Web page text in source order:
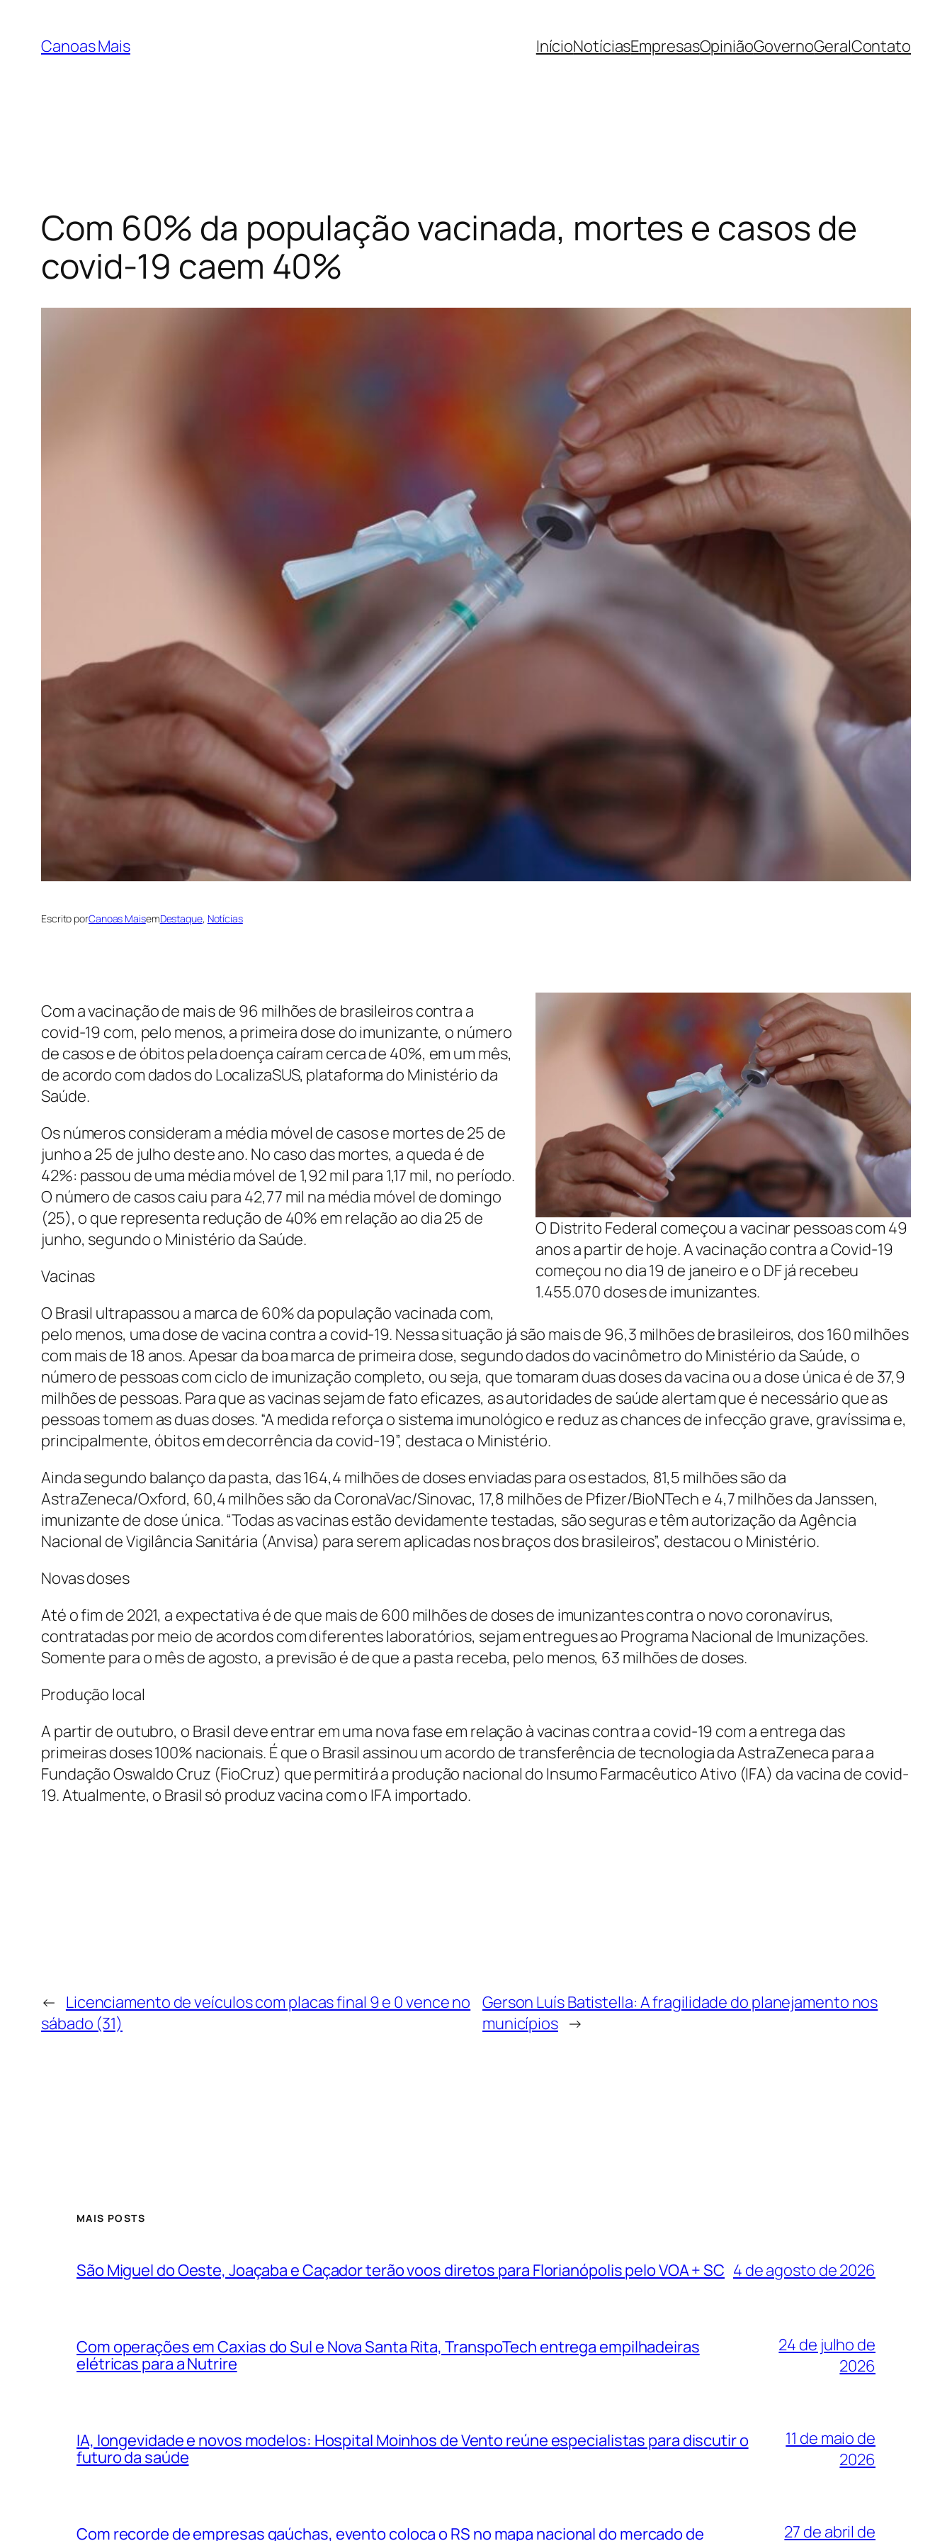
Canoas Mais InícioNotíciasEmpresasOpiniãoGovernoGeralContato
Com 60% da população vacinada, mortes e casos de
covid-19 caem 40%
Escrito porCanoas MaisemDestaque, Notícias
O Distrito Federal começou a vacinar pessoas com 49
anos a partir de hoje. A vacinação contra a Covid-19
começou no dia 19 de janeiro e o DF já recebeu
1.455.070 doses de imunizantes.
Com a vacinação de mais de 96 milhões de brasileiros contra a
covid-19 com, pelo menos, a primeira dose do imunizante, o número
de casos e de óbitos pela doença caíram cerca de 40%, em um mês,
de acordo com dados do LocalizaSUS, plataforma do Ministério da
Saúde.
Os números consideram a média móvel de casos e mortes de 25 de
junho a 25 de julho deste ano. No caso das mortes, a queda é de
42%: passou de uma média móvel de 1,92 mil para 1,17 mil, no período.
O número de casos caiu para 42,77 mil na média móvel de domingo
(25), o que representa redução de 40% em relação ao dia 25 de
junho, segundo o Ministério da Saúde.
Vacinas
O Brasil ultrapassou a marca de 60% da população vacinada com,
pelo menos, uma dose de vacina contra a covid-19. Nessa situação já são mais de 96,3 milhões de brasileiros, dos 160 milhões
com mais de 18 anos. Apesar da boa marca de primeira dose, segundo dados do vacinômetro do Ministério da Saúde, o
número de pessoas com ciclo de imunização completo, ou seja, que tomaram duas doses da vacina ou a dose única é de 37,9
milhões de pessoas. Para que as vacinas sejam de fato eficazes, as autoridades de saúde alertam que é necessário que as
pessoas tomem as duas doses. “A medida reforça o sistema imunológico e reduz as chances de infecção grave, gravíssima e,
principalmente, óbitos em decorrência da covid-19”, destaca o Ministério.
Ainda segundo balanço da pasta, das 164,4 milhões de doses enviadas para os estados, 81,5 milhões são da
AstraZeneca/Oxford, 60,4 milhões são da CoronaVac/Sinovac, 17,8 milhões de Pfizer/BioNTech e 4,7 milhões da Janssen,
imunizante de dose única. “Todas as vacinas estão devidamente testadas, são seguras e têm autorização da Agência
Nacional de Vigilância Sanitária (Anvisa) para serem aplicadas nos braços dos brasileiros”, destacou o Ministério.
Novas doses
Até o fim de 2021, a expectativa é de que mais de 600 milhões de doses de imunizantes contra o novo coronavírus,
contratadas por meio de acordos com diferentes laboratórios, sejam entregues ao Programa Nacional de Imunizações.
Somente para o mês de agosto, a previsão é de que a pasta receba, pelo menos, 63 milhões de doses.
Produção local
A partir de outubro, o Brasil deve entrar em uma nova fase em relação à vacinas contra a covid-19 com a entrega das
primeiras doses 100% nacionais. É que o Brasil assinou um acordo de transferência de tecnologia da AstraZeneca para a
Fundação Oswaldo Cruz (FioCruz) que permitirá a produção nacional do Insumo Farmacêutico Ativo (IFA) da vacina de covid-
19. Atualmente, o Brasil só produz vacina com o IFA importado.
← Licenciamento de veículos com placas final 9 e 0 vence no
sábado (31)
Gerson Luís Batistella: A fragilidade do planejamento nos
municípios →
MAIS POSTS
São Miguel do Oeste, Joaçaba e Caçador terão voos diretos para Florianópolis pelo VOA + SC 4 de agosto de 2026
Com operações em Caxias do Sul e Nova Santa Rita, TranspoTech entrega empilhadeiras
elétricas para a Nutrire
24 de julho de
2026
IA, longevidade e novos modelos: Hospital Moinhos de Vento reúne especialistas para discutir o
futuro da saúde
11 de maio de
2026
Com recorde de empresas gaúchas, evento coloca o RS no mapa nacional do mercado de
27 de abril de